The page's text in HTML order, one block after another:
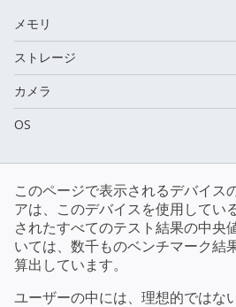
メモリ
ストレージ
カメラ
OS
このページで表示されるデバイス
アは、このデバイスを使用してい
されたすべてのテスト結果の中央
いては、数千ものベンチマーク結
算出しています。
ユーザーの中には、理想的ではな